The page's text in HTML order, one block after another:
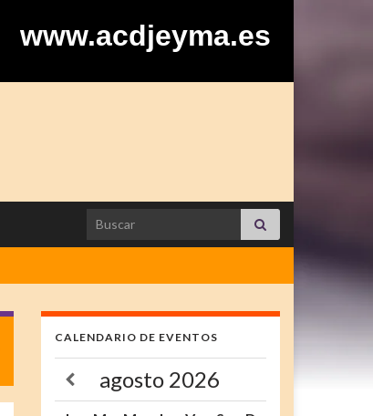
www.acdjeyma.es
Search for:
CALENDARIO DE EVENTOS
agosto 2026